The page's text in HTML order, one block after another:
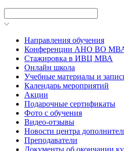
Направления обучения
Конференции АНО ВО
Стажировка в ИВЦ МВА
Онлайн школа
Учебные материалы и
Календарь мероприятий
Акции
Подарочные сертификаты
Фото с обучения
Видео-отзывы
Новости центра
Преподаватели
Документы об окончании